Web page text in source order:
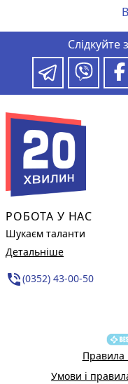
РОБОТА У НАС
Шукаєм таланти
Детальніше
phone_in_talk(0352) 43-00-50
Правила
Умови і